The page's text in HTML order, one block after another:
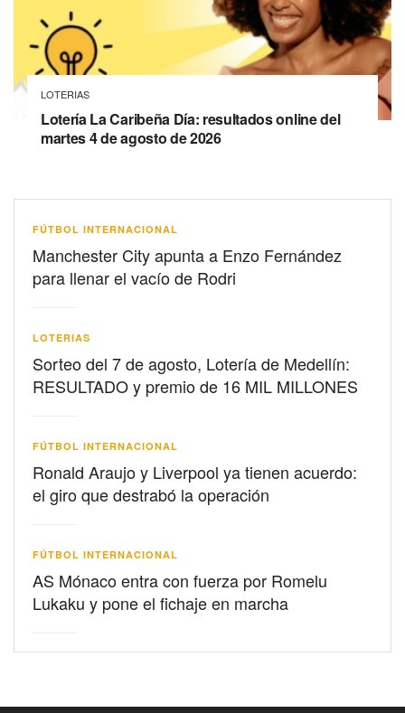
LOTERIAS
Lotería La Caribeña Día: resultados online del
martes 4 de agosto de 2026
FÚTBOL INTERNACIONAL
Manchester City apunta a Enzo Fernández
para llenar el vacío de Rodri
LOTERIAS
Sorteo del 7 de agosto, Lotería de Medellín:
RESULTADO y premio de 16 MIL MILLONES
FÚTBOL INTERNACIONAL
Ronald Araujo y Liverpool ya tienen acuerdo:
el giro que destrabó la operación
FÚTBOL INTERNACIONAL
AS Mónaco entra con fuerza por Romelu
Lukaku y pone el fichaje en marcha